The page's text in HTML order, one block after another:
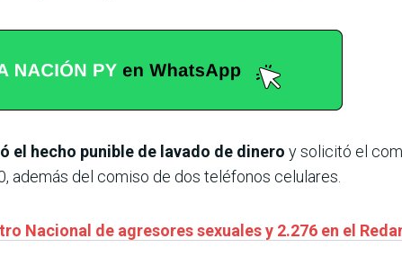
el hecho punible de lavado de dinero y solicitó el
además del comiso de dos teléfonos celulares.
Nacional de agresores sexuales y 2.276 en el